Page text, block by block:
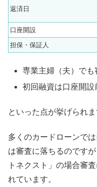
返済日
口座開設
担保・保証人
専業主婦（夫）で
初回融資は口座開設
といった点が挙げられま
多くのカードローンで
は審査に落ちるのです
トネクスト」の場合審
れています。